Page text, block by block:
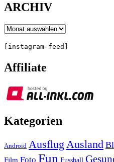
ARCHIV
Archiv
[instagram-feed]
Affiliate
Kategorien
Android Ausflug Ausland
Film Foto Fun Fussball